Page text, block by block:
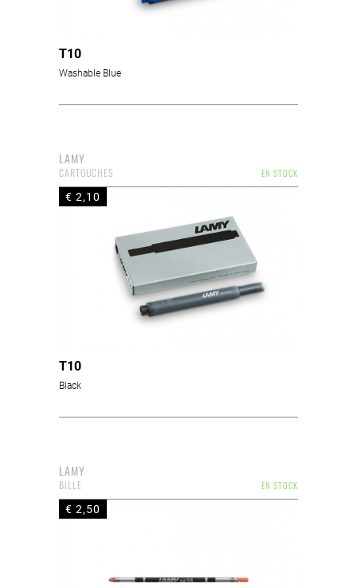
T10
Washable Blue
LAMY
EN STOCK
CARTOUCHES
€ 2,10
T10
Black
LAMY
EN STOCK
BILLE
€ 2,50